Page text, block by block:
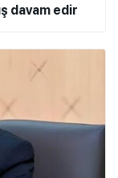
davam edir